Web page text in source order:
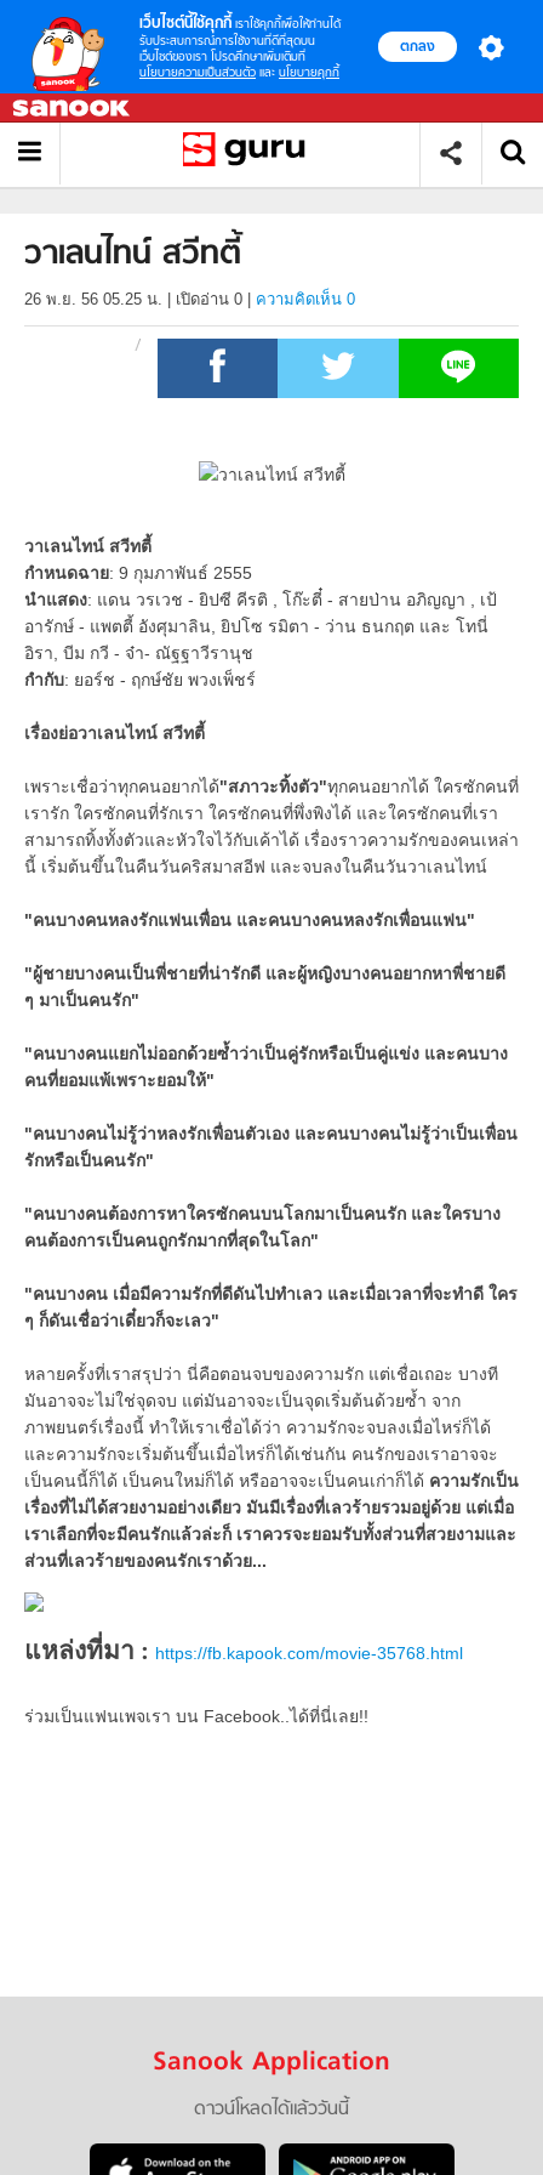
เว็บไซต์นี้ใช้คุกกี้ เราใช้คุกกี้เพื่อให้ท่านได้
รับประสบการณ์การใช้งานที่ดีที่สุดบน
เว็บไซต์ของเรา โปรดศึกษาเพิ่มเติมที่
นโยบายความเป็นส่วนตัว และ นโยบายคุกกี้
ตกลง
วาเลนไทน์ สวีทตี้
26 พ.ย. 56 05.25 น. เปิดอ่าน 0 ความคิดเห็น 0
วาเลนไทน์ สวีทตี้
กำหนดฉาย: 9 กุมภาพันธ์ 2555
นำแสดง: แดน วรเวช - ยิปซี คีรติ โก๊ะตี๋ - สายป่าน อภิญญา
เป้
อารักษ์ - แพตตี้ อังศุมาลิน ยิปโซ รมิตา - ว่าน ธนกฤต และ โทนี่
อิรา บีม กวี - จ๋า- ณัฐฐาวีรานุช
กำกับ: ยอร์ช - ฤกษ์ชัย พวงเพ็ชร์
เรื่องย่อวาเลนไทน์ สวีทตี้
เพราะเชื่อว่าทุกคนอยากได้"สภาวะทิ้งตัว"ทุกคนอยากได้ ใครซักคนที่
เรารัก ใครซักคนที่รักเรา ใครซักคนที่พึ่งพิงได้ และใครซักคนที่เรา
สามารถทิ้งทั้งตัวและหัวใจไว้กับเค้าได้ เรื่องราวความรักของคนเหล่า
นี้ เริ่มต้นขึ้นในคืนวันคริสมาสอีฟ และจบลงในคืนวันวาเลนไทน์
"คนบางคนหลงรักแฟนเพื่อน และคนบางคนหลงรักเพื่อนแฟน"
"ผู้ชายบางคนเป็นพี่ชายที่น่ารักดี และผู้หญิงบางคนอยากหาพี่ชายดี
ๆ มาเป็นคนรัก"
"คนบางคนแยกไม่ออกด้วยซ้ำว่าเป็นคู่รักหรือเป็นคู่แข่ง และคนบาง
คนที่ยอมแพ้เพราะยอมให้"
"คนบางคนไม่รู้ว่าหลงรักเพื่อนตัวเอง และคนบางคนไม่รู้ว่าเป็นเพื่อน
รักหรือเป็นคนรัก"
"คนบางคนต้องการหาใครซักคนบนโลกมาเป็นคนรัก และใครบาง
คนต้องการเป็นคนถูกรักมากที่สุดในโลก"
"คนบางคน เมื่อมีความรักที่ดีดันไปทำเลว และเมื่อเวลาที่จะทำดี ใคร
ๆ ก็ดันเชื่อว่าเดี๋ยวก็จะเลว"
หลายครั้งที่เราสรุปว่า นี่คือตอนจบของความรัก แต่เชื่อเถอะ บางที
มันอาจจะไม่ใช่จุดจบ แต่มันอาจจะเป็นจุดเริ่มต้นด้วยซ้ำ จาก
ภาพยนตร์เรื่องนี้ ทำให้เราเชื่อได้ว่า ความรักจะจบลงเมื่อไหร่ก็ได้
และความรักจะเริ่มต้นขึ้นเมื่อไหร่ก็ได้เช่นกัน คนรักของเราอาจจะ
เป็นคนนี้ก็ได้ เป็นคนใหม่ก็ได้ หรืออาจจะเป็นคนเก่าก็ได้ ความรักเป็น
เรื่องที่ไม่ได้สวยงามอย่างเดียว มันมีเรื่องที่เลวร้ายรวมอยู่ด้วย แต่เมื่อ
เราเลือกที่จะมีคนรักแล้วล่ะก็ เราควรจะยอมรับทั้งส่วนที่สวยงามและ
ส่วนที่เลวร้ายของคนรักเราด้วย...
แหล่งที่มา : https://fb.kapook.com/movie-35768.html
ร่วมเป็นแฟนเพจเรา บน Facebook..ได้ที่นี่เลย!!
Sanook Application
ดาวน์โหลดได้แล้ววันนี้